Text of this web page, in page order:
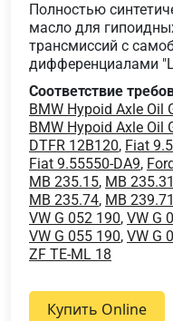
Полностью
масло для
трансмиссий с
дифференциалами
Соответствие
BMW Hypoid Axle Oil
BMW Hypoid Axle Oil
DTFR 12B120, Fiat
Fiat 9.55550-DA9,
MB 235.15, MB 235.31
MB 235.74, MB 239.71
VW G 052 190, VW G
VW G 055 190, VW G
ZF TE-ML 18
Купить Online